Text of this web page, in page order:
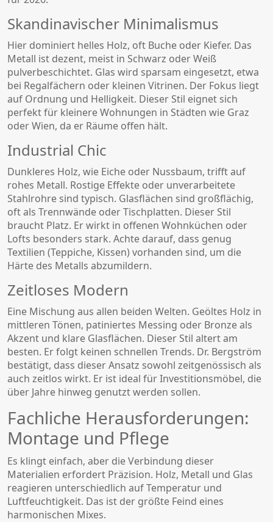
Skandinavischer Minimalismus
Hier dominiert helles Holz, oft Buche oder Kiefer. Das
Metall ist dezent, meist in Schwarz oder Weiß
pulverbeschichtet. Glas wird sparsam eingesetzt, etwa
bei Regalfächern oder kleinen Vitrinen. Der Fokus liegt
auf Ordnung und Helligkeit. Dieser Stil eignet sich
perfekt für kleinere Wohnungen in Städten wie Graz
oder Wien, da er Räume offen hält.
Industrial Chic
Dunkleres Holz, wie Eiche oder Nussbaum, trifft auf
rohes Metall. Rostige Effekte oder unverarbeitete
Stahlrohre sind typisch. Glasflächen sind großflächig,
oft als Trennwände oder Tischplatten. Dieser Stil
braucht Platz. Er wirkt in offenen Wohnküchen oder
Lofts besonders stark. Achte darauf, dass genug
Textilien (Teppiche, Kissen) vorhanden sind, um die
Härte des Metalls abzumildern.
Zeitloses Modern
Eine Mischung aus allen beiden Welten. Geöltes Holz in
mittleren Tönen, patiniertes Messing oder Bronze als
Akzent und klare Glasflächen. Dieser Stil altert am
besten. Er folgt keinen schnellen Trends. Dr. Bergström
bestätigt, dass dieser Ansatz sowohl zeitgenössisch als
auch zeitlos wirkt. Er ist ideal für Investitionsmöbel, die
über Jahre hinweg genutzt werden sollen.
Fachliche Herausforderungen:
Montage und Pflege
Es klingt einfach, aber die Verbindung dieser
Materialien erfordert Präzision. Holz, Metall und Glas
reagieren unterschiedlich auf Temperatur und
Luftfeuchtigkeit. Das ist der größte Feind eines
harmonischen Mixes.